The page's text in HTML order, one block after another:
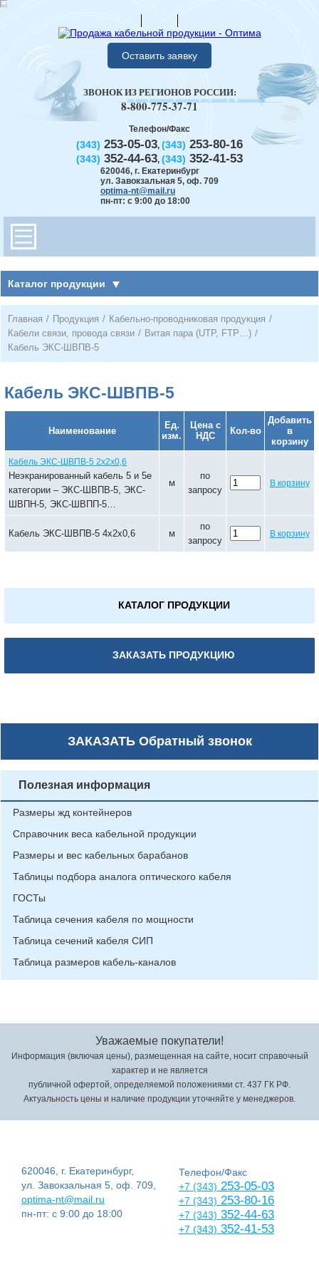
Оставить заявку
Телефон/Факс
(343) 253-05-03, (343) 253-80-16
(343) 352-44-63, (343) 352-41-53
620046, г. Екатеринбург
ул. Завокзальная 5, оф. 709
optima-nt@mail.ru
пн-пт: с 9:00 до 18:00
ЗВОНОК ИЗ РЕГИОНОВ РОССИИ:
8-800-775-37-71
Каталог продукции
Главная / Продукция / Кабельно-проводниковая продукция /
Кабели связи, провода связи / Витая пара (UTP, FTP…) /
Кабель ЭКС-ШВПВ-5
Кабель ЭКС-ШВПВ-5
Наименование
Ед.
изм.
Цена с
НДС
Кол-во
Добавить
в
корзину
Кабель ЭКС-ШВПВ-5 2х2х0,6
Неэкранированный кабель 5 и 5е
категории – ЭКС-ШВПВ-5, ЭКС-
ШВПН-5, ЭКС-ШВПП-5…
м
по
запросу
В корзину
Кабель ЭКС-ШВПВ-5 4х2х0,6 м
по
запросу
В корзину
КАТАЛОГ ПРОДУКЦИИ
ЗАКАЗАТЬ ПРОДУКЦИЮ
ЗАКАЗАТЬОбратный звонок
Полезная информация
Размеры жд контейнеров
Справочник веса кабельной продукции
Размеры и вес кабельных барабанов
Таблицы подбора аналога оптического кабеля
ГОСТы
Таблица сечения кабеля по мощности
Таблица сечений кабеля СИП
Таблица размеров кабель-каналов
Уважаемые покупатели!
Информация (включая цены), размещенная на сайте, носит справочный
характер и не является
публичной офертой, определяемой положениями ст. 437 ГК РФ.
Актуальность цены и наличие продукции уточняйте у менеджеров.
620046, г. Екатеринбург,
ул. Завокзальная 5, оф. 709,
optima-nt@mail.ru
пн-пт: с 9:00 до 18:00
Телефон/Факс
+7 (343) 253-05-03
+7 (343) 253-80-16
+7 (343) 352-44-63
+7 (343) 352-41-53